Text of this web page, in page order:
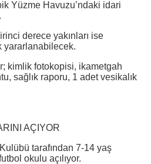
Yüzme Havuzu’ndaki idari
derece yakınları ise
yararlanabilecek.
kimlik fotokopisi, ikametgah
sağlık raporu, 1 adet vesikalık
AÇIYOR
tarafından 7-14 yaş
okulu açılıyor.